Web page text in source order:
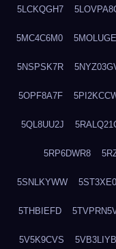
5LCKQGH7
5MC4C6M0
5NSPSK7R
5OPF8A7F
5QL8UU2J
5RP6DWR8
5SNLKYWW
5THBIEFD
5V5K9CVS 5VB3LIYB